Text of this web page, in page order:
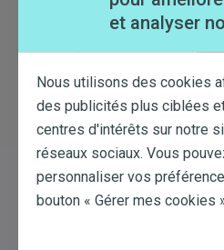
Große
Menu
Top
(B2C)
A propos de
et analyser
Nous utilisons des cookies
des publicités plus ciblées
centres d'intérêts sur notre
réseaux sociaux. Vous
personnaliser vos
bouton « Gérer mes cookies